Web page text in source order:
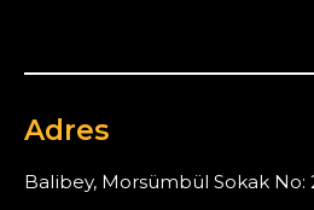
Adres
Balibey, Morsümbül Sokak No: